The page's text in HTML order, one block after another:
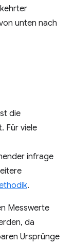
unten nach
die
Für viele
infrage
.
Messwerte
da
Ursprünge